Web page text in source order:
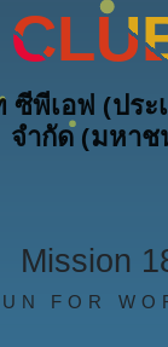
ซีพีเอฟ (ประ
จํากัด (มหาช
Mission
FOR